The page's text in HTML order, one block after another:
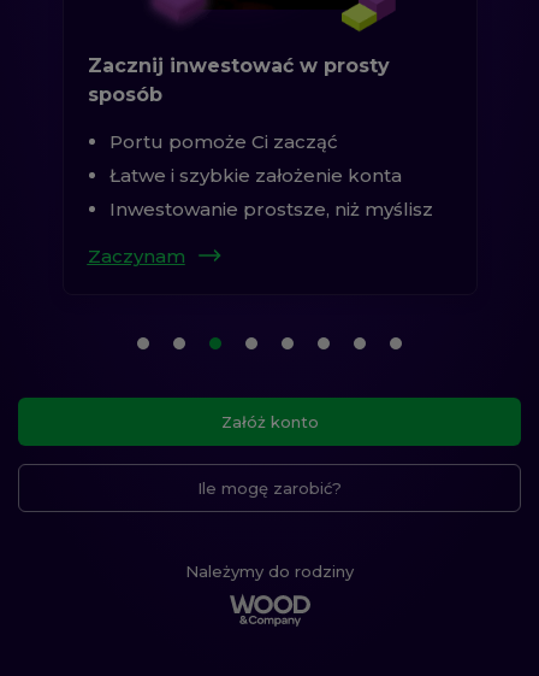
Zacznij inwestować w prosty
sposób
Portu pomoże Ci zacząć
Łatwe i szybkie założenie konta
Inwestowanie prostsze, niż myślisz
Zaczynam
1. element karuzeli
2. element karuzeli
3. element karuzeli
(aktualny element)
4. element karuzeli
5. element karuzeli
6. element karuzeli
7. element karuzeli
8. element
Załóż konto
Ile mogę zarobić?
Należymy do rodziny